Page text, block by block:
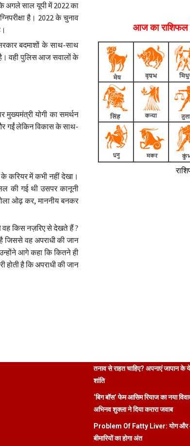
अगले साल यूपी में 2022 का
है। 2022 के चुनाव
सरकार बदमाशों के साथ-साथ
है। वही पुलिस आज सवालों के
योगी का समर्थन
गईं लेकिन विकास के साथ-
करियर में कभी नहीं देखा।
की गई थी उसपर कानूनी
ओढ़ कर, माननीय बनकर
वह किस नज़रिए से देखते हैं ?
जिससे वह अपराधी की जान
आगे कहा कि कितने ही
होती है कि अपराधी की जान
आज का
तनाव से राहत चाहिए? अपनाएं जापान के
शांति
‘बिग बॉस’ फेम आसिम रियाज का नया
अभिनव शुक्ला ने दिया करारा जवाब
Problem Of Fatty Liver: योग और
बीमारियों का होगा अंत